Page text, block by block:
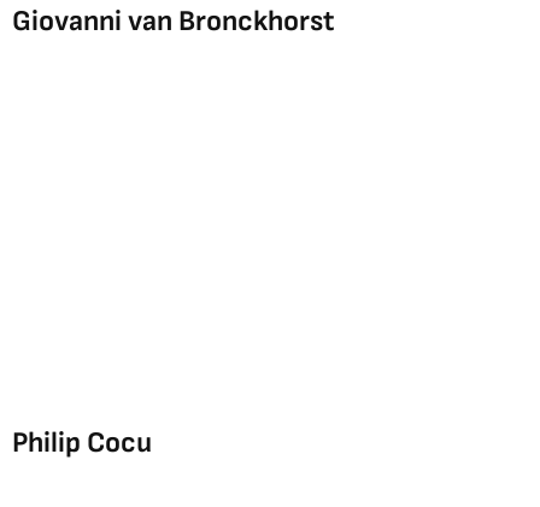
Giovanni van Bronckhorst
Philip Cocu